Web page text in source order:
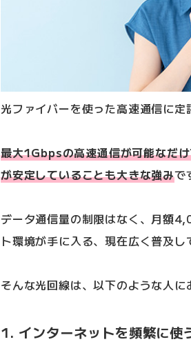
光ファイバーを使った高速通信に定
最大1Gbpsの高速通信が可能なだ
が安定していることも大きな強みで
データ通信量の制限はなく、月額
ト環境が手に入る、現在広く普及し
そんな光回線は、以下のような人に
1. インターネットを頻繁に使